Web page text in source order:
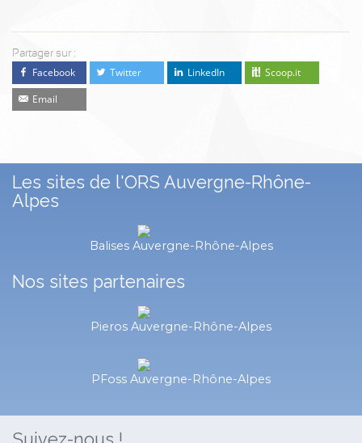
Partager sur :
Facebook Twitter LinkedIn
Scoop.it
Email
Les sites de l'ORS Auvergne-Rhône-
Alpes
Balises Auvergne-Rhône-Alpes
Nos sites partenaires
Pieros Auvergne-Rhône-Alpes
PFoss Auvergne-Rhône-Alpes